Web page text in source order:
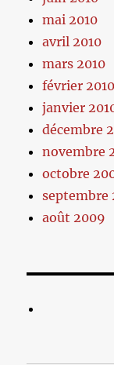
mai 2010
avril 2010
mars 2010
février 2010
janvier
décembre
novembre
octobre
septembre
août 2009